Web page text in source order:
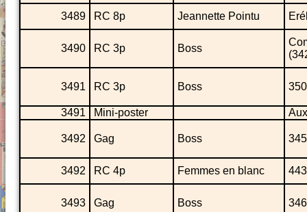
3489 RC 8p Jeannette Pointu
3490 RC 3p Boss
3491 RC 3p Boss 350
3491 Mini-poster
3492 Gag Boss 345
3492 RC 4p Femmes en blanc 443
3493 Gag Boss 346